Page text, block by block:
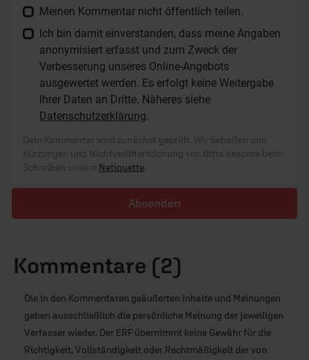
Meinen Kommentar nicht öffentlich teilen.
Ich bin damit einverstanden, dass meine Angaben
anonymisiert erfasst und zum Zweck der
Verbesserung unseres Online-Angebots
ausgewertet werden. Es erfolgt keine Weitergabe
Ihrer Daten an Dritte. Näheres siehe
Datenschutzerklärung.
Dein Kommentar wird zunächst geprüft. Wir behalten uns
Kürzungen und Nichtveröffentlichung vor. Bitte beachte beim
Schreiben unsere Netiquette.
Absenden
Kommentare (2)
Die in den Kommentaren geäußerten Inhalte und Meinungen
geben ausschließlich die persönliche Meinung der jeweiligen
Verfasser wieder. Der ERF übernimmt keine Gewähr für die
Richtigkeit, Vollständigkeit oder Rechtmäßigkeit der von